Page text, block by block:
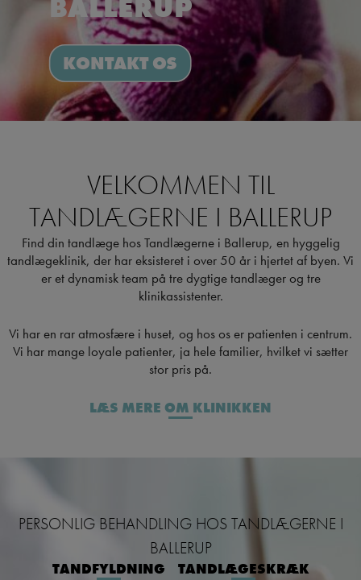
BALLERUP
KONTAKT OS
VELKOMMEN TIL
TANDLÆGERNE I BALLERUP
Find din tandlæge hos Tandlægerne i Ballerup, en hyggelig
tandlægeklinik, der har eksisteret i over 50 år i hjertet af byen. Vi
er et dynamisk team på tre dygtige tandlæger og tre
klinikassistenter.
Vi har en rar atmosfære i huset, og hos os er patienten i centrum.
Vi har mange loyale patienter, ja hele familier, hvilket vi sætter
stor pris på.
LÆS MERE OM KLINIKKEN
PERSONLIG BEHANDLING HOS TANDLÆGERNE I
BALLERUP
TANDFYLDNING TANDLÆGESKRÆK